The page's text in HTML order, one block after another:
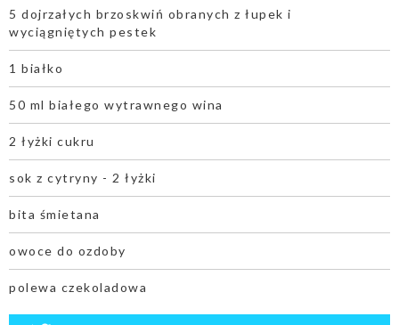
5 dojrzałych brzoskwiń obranych z łupek i
wyciągniętych pestek
1 białko
50 ml białego wytrawnego wina
2 łyżki cukru
sok z cytryny - 2 łyżki
bita śmietana
owoce do ozdoby
polewa czekoladowa